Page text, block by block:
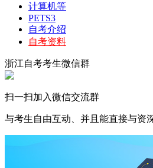
计算机等
PETS3
自考介绍
自考资料
浙江自考考生微信群
扫一扫加入微信交流群
与考生自由互动、并且能直接与资